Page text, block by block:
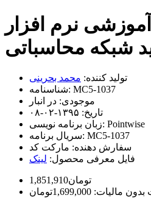
نرم افزار
تولید کننده: محمد بحرینی
شناسنامه: MC5-1037
موجودی: در انبار
تاریخ: ۱۳۹۵-۰۲-۰۸
زبان برنامه نویسی: Pointwise
سریال برنامه: MC5-1037
سفارش دهنده: مارکت کد
فایل معرفی محصول: لینک
1,851,910تومان
مالیات: 1,699,000تومان